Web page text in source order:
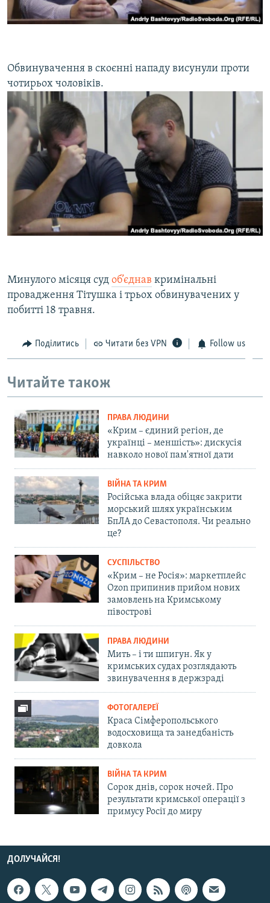
Обвинувачення в скоєнні нападу висунули проти
чотирьох чоловіків.
Минулого місяця суд об’єднав кримінальні
провадження Тітушка і трьох обвинувачених у
побитті 18 травня.
Поділитись Читати без VPN Follow us
Читайте також
ПРАВА ЛЮДИНИ
«Крим – єдиний регіон, де
українці – меншість»: дискусія
навколо нової пам'ятної дати
ВІЙНА ТА КРИМ
Російська влада обіцяє закрити
морський шлях українським
БпЛА до Севастополя. Чи реально
це?
СУСПІЛЬСТВО
«Крим – не Росія»: маркетплейс
Ozon припинив прийом нових
замовлень на Кримському
півострові
ПРАВА ЛЮДИНИ
Мить – і ти шпигун. Як у
кримських судах розглядають
звинувачення в держзраді
ФОТОГАЛЕРЕЇ
Краса Сімферопольського
водосховища та занедбаність
довкола
ВІЙНА ТА КРИМ
Сорок днів, сорок ночей. Про
результати кримської операції з
примусу Росії до миру
ДОЛУЧАЙСЯ!